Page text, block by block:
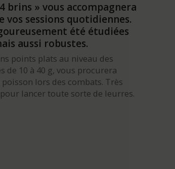
brins » vous accompagnera
vos sessions quotidiennes.
été étudiées
aussi robustes.
points plats au niveau des
de 10 à 40 g, vous procurera
lors des combats. Très
lancer toute sorte de leurres.